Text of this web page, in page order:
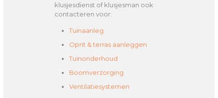
klusjesdienst of klusjesman ook
contacteren voor:
Tuinaanleg
Oprit & terras aanleggen
Tuinonderhoud
Boomverzorging
Ventilatiesystemen